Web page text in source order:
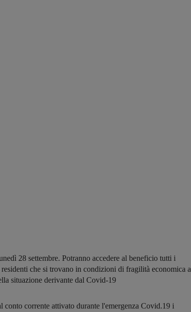
28 settembre. Potranno accedere al beneficio tutti i
che si trovano in condizioni di fragilità economica a
situazione derivante dal Covid-19
conto corrente attivato durante l'emergenza Covid.19 i